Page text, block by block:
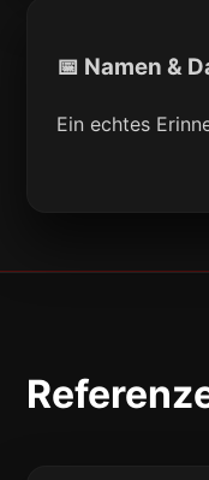
📅 Namen &
Ein echtes